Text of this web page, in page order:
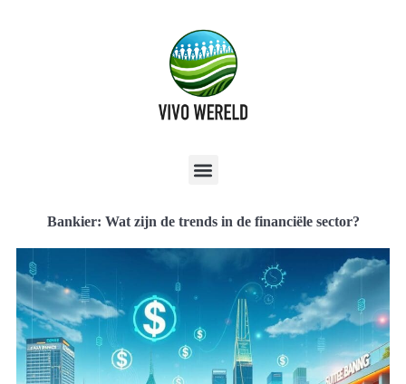
Bankier: Wat zijn de trends in de financiële sector?